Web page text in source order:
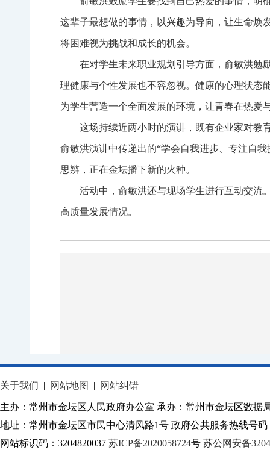
这辈子最想做的事情，以兴趣为导向，让生命焕
将困难视为挑战和成长的机会。
在对学生未来职业规划引导方面，俞敏洪勉
理健康与个性发展也不容忽视。健康的心理状态
为学生营造一个全面发展的环境，让青春在热爱
这场持续近两小时的演讲，既有企业家对教
俞敏洪演讲中传递出的“学会自我进步、专注自
思辨，正在金坛播下新的火种。
活动中，俞敏洪还与现场学生进行互动交流
高质量发展情况。
关于我们 | 网站地图 | 网站纠错
主办：常州市金坛区人民政府办公室 承办：常州市金坛区数据
地址：常州市金坛区市民中心清风路1号 政府公共服务热线号码
网站标识码：3204820037 苏ICP备2020058724号 苏公网安备